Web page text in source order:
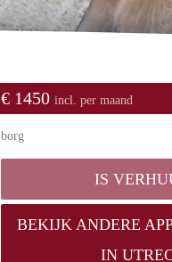
€ 1450 incl. per maand
borg
IS
BEKIJK ANDERE
IN